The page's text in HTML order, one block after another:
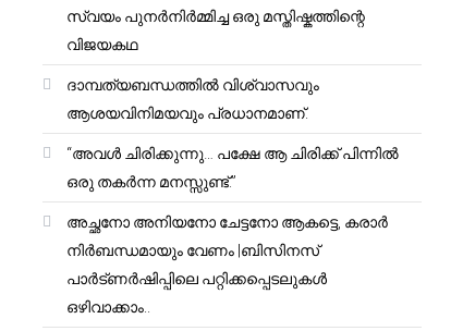
സ്വയം പുനർനിർമ്മിച്ച ഒരു മസ്തിഷ്കത്തിന്റെ
വിജയകഥ
ദാമ്പത്യബന്ധത്തിൽ വിശ്വാസവും
ആശയവിനിമയവും പ്രധാനമാണ്.
“അവൾ ചിരിക്കുന്നു… പക്ഷേ ആ ചിരിക്ക് പിന്നിൽ
ഒരു തകർന്ന മനസ്സുണ്ട്.”
അച്ഛനോ അനിയനോ ചേട്ടനോ ആകട്ടെ, കരാർ
നിർബന്ധമായും വേണം |ബിസിനസ്
പാർട്ണർഷിപ്പിലെ പറ്റിക്കപ്പെടലുകൾ
ഒഴിവാക്കാം..